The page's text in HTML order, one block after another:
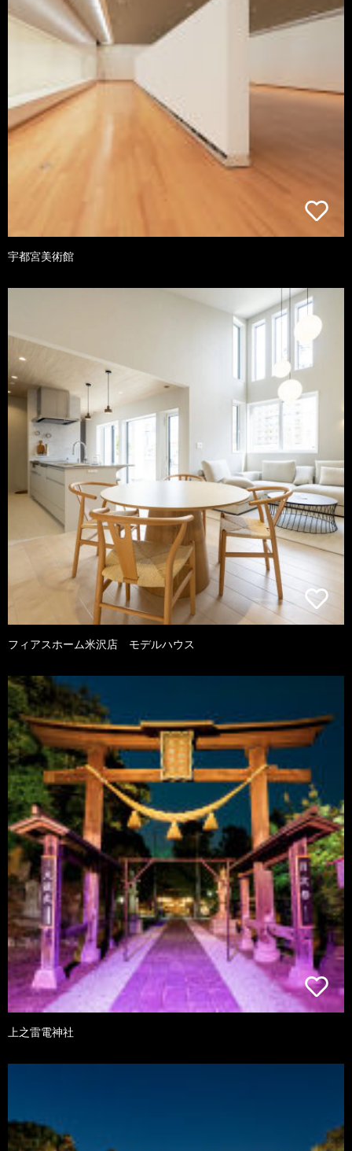
宇都宮美術館
フィアスホーム米沢店 モデルハウス
上之雷電神社